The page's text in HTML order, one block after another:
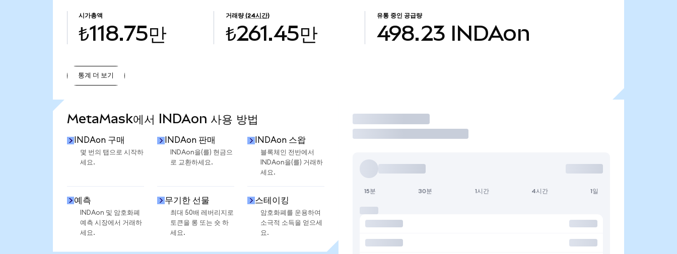
시가총액
₺118.75만
거래량 (24시간)
₺261.45만
유통 중인 공급량
498.23 INDAon
통계 더 보기
MetaMask에서 INDAon 사용 방법
INDAon 구매
몇 번의 탭으로 시작하
세요.
INDAon 판매
INDAon을(를) 현금으
로 교환하세요.
INDAon 스왑
블록체인 전반에서
INDAon을(를) 거래하
세요.
예측
INDAon 및 암호화폐
예측 시장에서 거래하
세요.
무기한 선물
최대 50배 레버리지로
토큰을 롱 또는 숏 하
세요.
스테이킹
암호화폐를 운용하여
소극적 소득을 얻으세
요.
거래
15분 30분 1시간 4시간 1일